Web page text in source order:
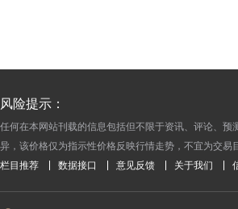
风险提示：
任何在本网站刊载的信息包括但不限于资讯、评论、
异，该价格仅为指示性价格反映行情走势，不宜为交
栏目推荐 数据接口 意见反馈 关于我们